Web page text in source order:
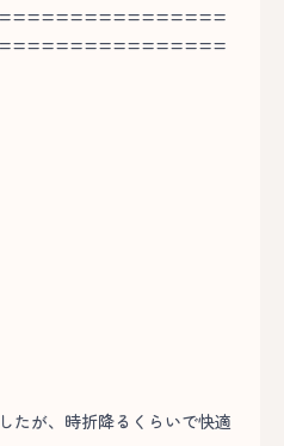
たが、時折降るくらいで快適